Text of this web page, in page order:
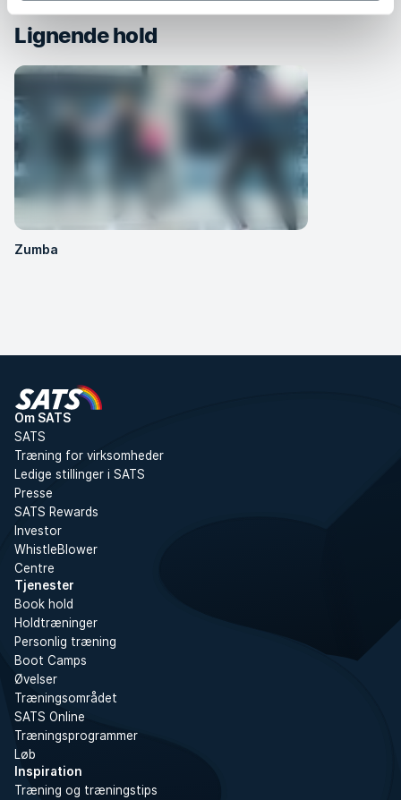
Lignende hold
Zumba
Om SATS
SATS
Træning for virksomheder
Ledige stillinger i SATS
Presse
SATS Rewards
Investor
WhistleBlower
Centre
Tjenester
Book hold
Holdtræninger
Personlig træning
Boot Camps
Øvelser
Træningsområdet
SATS Online
Træningsprogrammer
Løb
Inspiration
Træning og træningstips